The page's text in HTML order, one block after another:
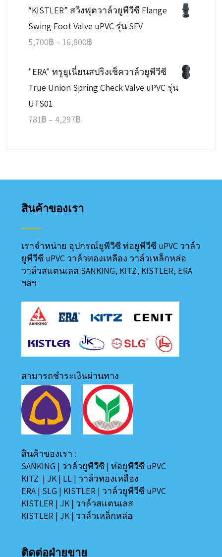
“KISTLER” สวิงฟุตวาล์วยูพีวีซี Flange
Swing Foot Valve uPVC รุ่น SFV
5,700฿ – 16,800฿Price
5,700฿
through
"ERA" ทรูยูเนี่ยนสปริงเช็ควาล์วยูพีวีซี
True Union Spring Check Valve uPVC รุ่น
UTS01
781฿ – 4,297฿Price
4,297฿
สินค้าของเรา
เราจำหน่าย อุปกรณ์ยูพีวีซี ท่อยูพีวีซี uPVC วาล์ว
ยูพีวีซี uPVC วาล์วทองเหลือง วาล์วเหล็กหล่อ
วาล์วสแตนเลส SANKING, KITZ, KISTLER, ERA
ฯลฯ
สามารถชำระเงินผ่านทาง
สินค้าของเรา :
SANKING | วาล์วยูพีวีซี |ท่อยูพีวีซี uPVC
KITZ | JK | LL | วาล์วทองเหลือง
ERA | SLG | KISTLER | วาล์วยูพีวีซี uPVC
KISTLER | JK | วาล์วสแตนเลส
KISTLER | JK | วาล์วเหล็กหล่อ
ติดต่อฝ่ายขาย